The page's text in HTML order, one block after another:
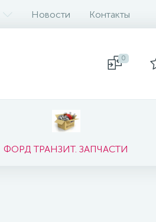
Новости Контакты
0
ФОРД ТРАНЗИТ. ЗАПЧАСТИ